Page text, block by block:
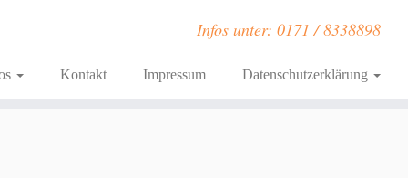
Infos unter: 0171 / 8338898
Kontakt Impressum Datenschutzerklärung